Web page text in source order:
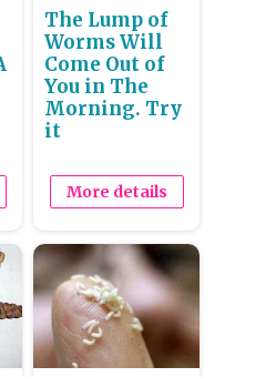
The Lump of
Worms Will
Come Out of
You in The
Morning. Try
it
More details